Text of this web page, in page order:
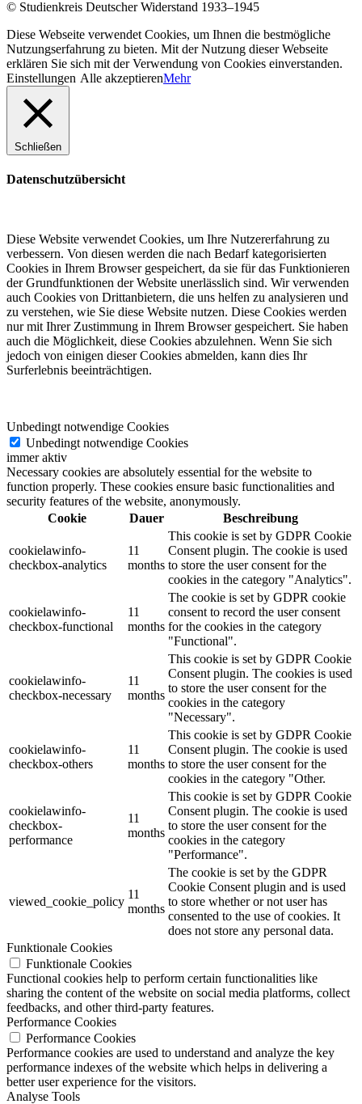
© Studienkreis Deutscher Widerstand 1933–1945
Diese Webseite verwendet Cookies, um Ihnen die bestmögliche
Nutzungserfahrung zu bieten. Mit der Nutzung dieser Webseite
erklären Sie sich mit der Verwendung von Cookies einverstanden.
Einstellungen Alle akzeptierenMehr
Schließen
Datenschutzübersicht
Diese Website verwendet Cookies, um Ihre Nutzererfahrung zu
verbessern. Von diesen werden die nach Bedarf kategorisierten
Cookies in Ihrem Browser gespeichert, da sie für das Funktionieren
der Grundfunktionen der Website unerlässlich sind. Wir verwenden
auch Cookies von Drittanbietern, die uns helfen zu analysieren und
zu verstehen, wie Sie diese Website nutzen. Diese Cookies werden
nur mit Ihrer Zustimmung in Ihrem Browser gespeichert. Sie haben
auch die Möglichkeit, diese Cookies abzulehnen. Wenn Sie sich
jedoch von einigen dieser Cookies abmelden, kann dies Ihr
Surferlebnis beeinträchtigen.
Unbedingt notwendige Cookies
Unbedingt notwendige Cookies
immer aktiv
Necessary cookies are absolutely essential for the website to
function properly. These cookies ensure basic functionalities and
security features of the website, anonymously.
Cookie
Dauer Beschreibung
cookielawinfo-
checkbox-analytics
11
months
This cookie is set by GDPR Cookie
Consent plugin. The cookie is used
to store the user consent for the
cookies in the category "Analytics".
cookielawinfo-
checkbox-functional
11
months
The cookie is set by GDPR cookie
consent to record the user consent
for the cookies in the category
"Functional".
cookielawinfo-
checkbox-necessary
11
months
This cookie is set by GDPR Cookie
Consent plugin. The cookies is used
to store the user consent for the
cookies in the category
"Necessary".
cookielawinfo-
checkbox-others
11
months
This cookie is set by GDPR Cookie
Consent plugin. The cookie is used
to store the user consent for the
cookies in the category "Other.
cookielawinfo-
checkbox-
performance
11
months
This cookie is set by GDPR Cookie
Consent plugin. The cookie is used
to store the user consent for the
cookies in the category
"Performance".
viewed_cookie_policy
11
months
The cookie is set by the GDPR
Cookie Consent plugin and is used
to store whether or not user has
consented to the use of cookies. It
does not store any personal data.
Funktionale Cookies
Funktionale Cookies
Functional cookies help to perform certain functionalities like
sharing the content of the website on social media platforms, collect
feedbacks, and other third-party features.
Performance Cookies
Performance Cookies
Performance cookies are used to understand and analyze the key
performance indexes of the website which helps in delivering a
better user experience for the visitors.
Analyse Tools